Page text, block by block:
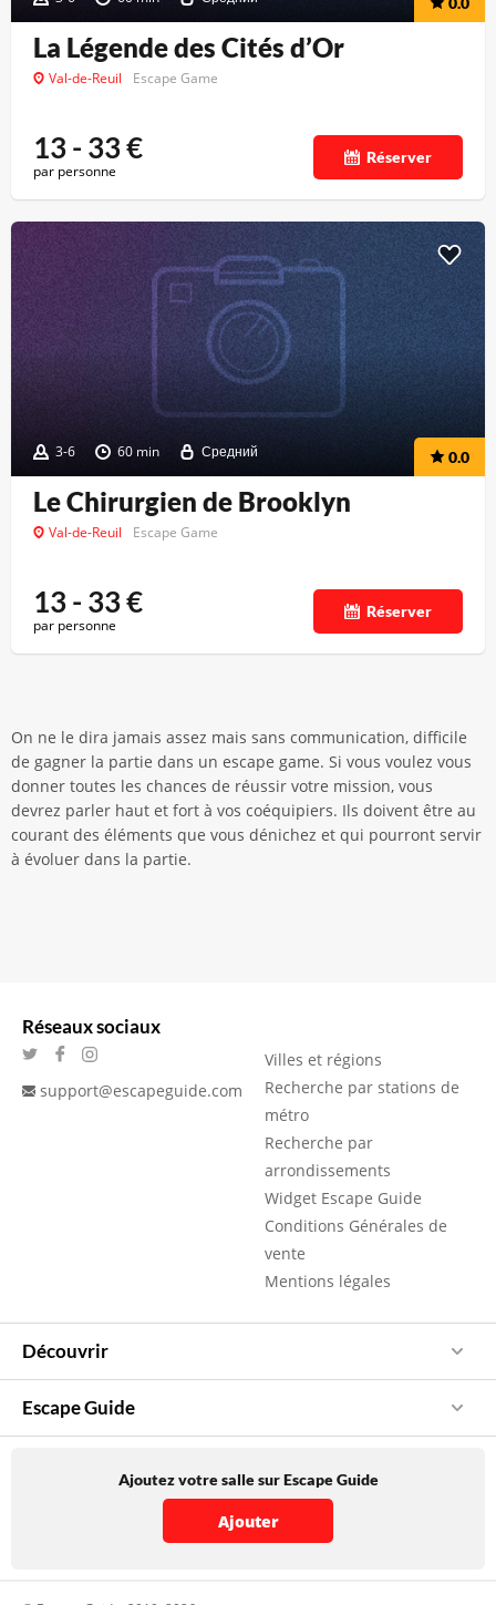
La Légende des Cités d’Or
Val-de-Reuil Escape Game
13 - 33€
par personne
Réserver
3-6 60 min Средний 0.0
Le Chirurgien de Brooklyn
Val-de-Reuil Escape Game
13 - 33€
par personne
Réserver
On ne le dira jamais assez mais sans communication, difficile
de gagner la partie dans un escape game. Si vous voulez vous
donner toutes les chances de réussir votre mission, vous
devrez parler haut et fort à vos coéquipiers. Ils doivent être au
courant des éléments que vous dénichez et qui pourront servir
à évoluer dans la partie.
Réseaux sociaux
support@escapeguide.com
Villes et régions
Recherche par stations de
métro
Recherche par
arrondissements
Widget Escape Guide
Conditions Générales de
vente
Mentions légales
Découvrir
Escape Guide
Ajoutez votre salle sur Escape Guide
Ajouter